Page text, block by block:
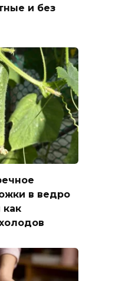
и без
в ведро